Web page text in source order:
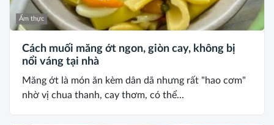
Ẩm thực
Cách muối măng ớt ngon, giòn cay, không bị
nổi váng tại nhà
Măng ớt là món ăn kèm dân dã nhưng rất "hao cơm"
nhờ vị chua thanh, cay thơm, có thể...